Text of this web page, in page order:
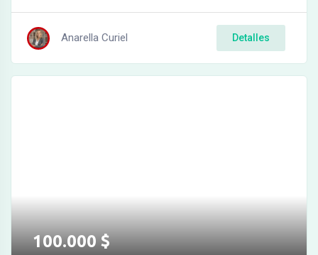
Anarella Curiel Detalles
100.000$